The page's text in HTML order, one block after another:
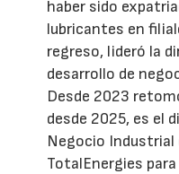
haber sido
lubricantes en
regreso, lideró la
desarrollo de
Desde 2023
desde 2025, es el
Negocio Industrial
TotalEnergies